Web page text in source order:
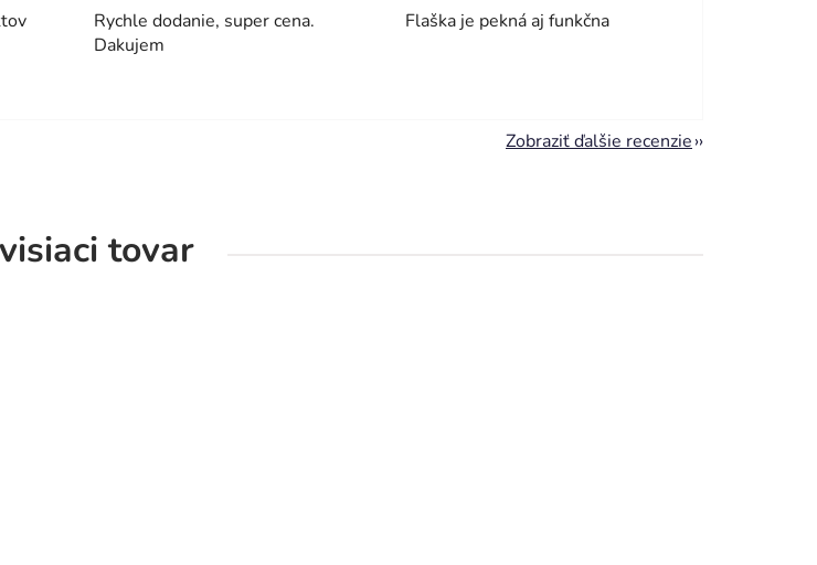
Rychle dodanie, super cena.
Dakujem
Flaška je pekná aj funkčna
Zobraziť ďalšie recenzie
tovar